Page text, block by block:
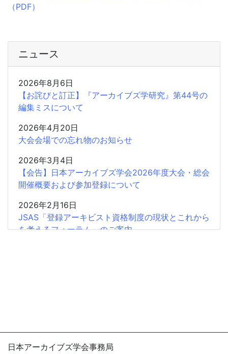
（PDF）
ニュース
2026年8月6日
【お詫びと訂正】『アーカイブズ学研究』第44号の
編集ミスについて
2026年4月20日
大会会場での忘れ物のお知らせ
2026年3月4日
【会告】日本アーカイブズ学会2026年度大会・総会
開催概要および参加登録について
2026年2月16日
JSAS「登録アーキビスト資格制度の現状とこれから
を考えるフォーラム」のご案内
ます
日本アーカイブズ学会事務局